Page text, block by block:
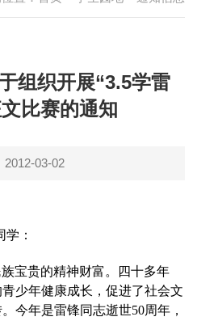
组织开展“3.5学雷
比赛的通知
2012-03-02
：
宝贵的精神财富。四十多年
少年健康成长，促进了社会文
今年是雷锋同志逝世50周年，